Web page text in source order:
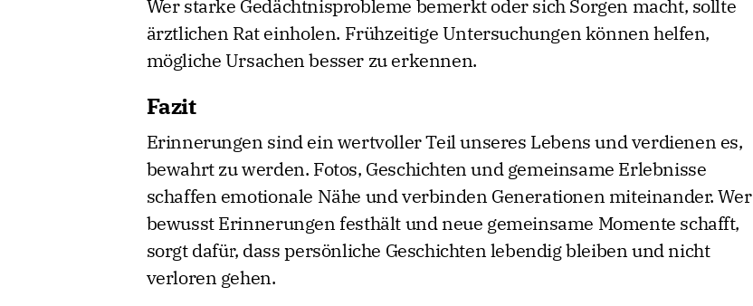
Wer starke Gedächtnisprobleme bemerkt oder sich Sorgen macht, sollte
ärztlichen Rat einholen. Frühzeitige Untersuchungen können helfen,
mögliche Ursachen besser zu erkennen.
Fazit
Erinnerungen sind ein wertvoller Teil unseres Lebens und verdienen es,
bewahrt zu werden. Fotos, Geschichten und gemeinsame Erlebnisse
schaffen emotionale Nähe und verbinden Generationen miteinander. Wer
bewusst Erinnerungen festhält und neue gemeinsame Momente schafft,
sorgt dafür, dass persönliche Geschichten lebendig bleiben und nicht
verloren gehen.